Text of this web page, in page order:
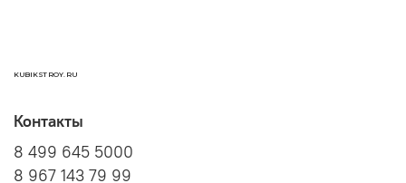
KUBIKSTROY.RU
Контакты
8 499 645 5000
8 967 143 79 99